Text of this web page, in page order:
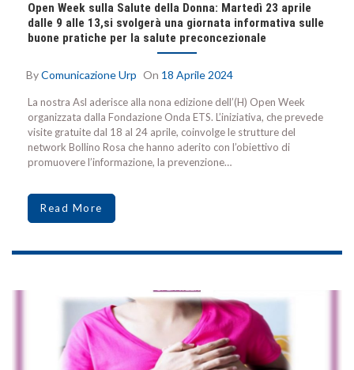
Open Week sulla Salute della Donna: Martedì 23 aprile
dalle 9 alle 13,si svolgerà una giornata informativa sulle
buone pratiche per la salute preconcezionale
ByComunicazione Urp On 18 Aprile 2024
La nostra Asl aderisce alla nona edizione dell’(H) Open Week
organizzata dalla Fondazione Onda ETS. L’iniziativa, che prevede
visite gratuite dal 18 al 24 aprile, coinvolge le strutture del
network Bollino Rosa che hanno aderito con l’obiettivo di
promuovere l’informazione, la prevenzione…
Read More